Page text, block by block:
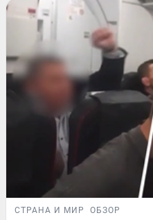
СТРАНА И МИР ОБЗОР